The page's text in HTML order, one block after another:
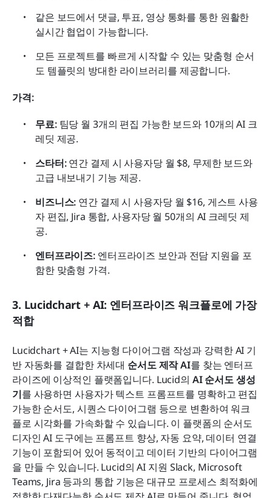
같은 보드에서 댓글, 투표, 영상 통화를 통한 원활한
실시간 협업이 가능합니다.
모든 프로젝트를 빠르게 시작할 수 있는 맞춤형 순서
도 템플릿의 방대한 라이브러리를 제공합니다.
가격:
무료: 팀당 월 3개의 편집 가능한 보드와 10개의 AI 크
레딧 제공.
스타터: 연간 결제 시 사용자당 월 $8, 무제한 보드와
고급 내보내기 기능 제공.
비즈니스: 연간 결제 시 사용자당 월 $16, 게스트 사용
자 편집, Jira 통합, 사용자당 월 50개의 AI 크레딧 제
공.
엔터프라이즈: 엔터프라이즈 보안과 전담 지원을 포
함한 맞춤형 가격.
3. Lucidchart + AI: 엔터프라이즈 워크플로에 가장
적합
Lucidchart + AI는 지능형 다이어그램 작성과 강력한 AI 기
반 자동화를 결합한 차세대 순서도 제작 AI를 찾는 엔터프
라이즈에 이상적인 플랫폼입니다. Lucid의 AI 순서도 생성
기를 사용하면 사용자가 텍스트 프롬프트를 명확하고 편집
가능한 순서도, 시퀀스 다이어그램 등으로 변환하여 워크
플로 시각화를 가속화할 수 있습니다. 이 플랫폼의 순서도
디자인 AI 도구에는 프롬프트 향상, 자동 요약, 데이터 연결
기능이 포함되어 있어 동적이고 데이터 기반의 다이어그램
을 만들 수 있습니다. Lucid의 AI 지원 Slack, Microsoft
Teams, Jira 등과의 통합 기능은 대규모 프로세스 최적화에